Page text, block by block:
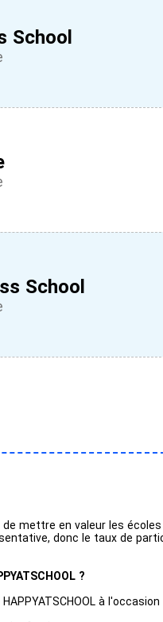
School
School
de mettre en valeur les
donc le taux de
?
à